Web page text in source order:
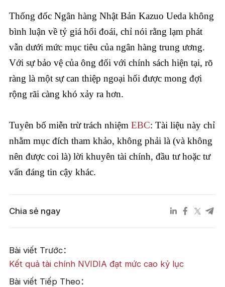
Thống đốc Ngân hàng Nhật Bản Kazuo Ueda không
bình luận về tỷ giá hối đoái, chỉ nói rằng lạm phát
vẫn dưới mức mục tiêu của ngân hàng trung ương.
Với sự bảo vệ của ông đối với chính sách hiện tại, rõ
ràng là một sự can thiệp ngoại hối được mong đợi
rộng rãi càng khó xảy ra hơn.
Tuyên bố miễn trừ trách nhiệm EBC: Tài liệu này chỉ
nhằm mục đích tham khảo, không phải là (và không
nên được coi là) lời khuyên tài chính, đầu tư hoặc tư
vấn đáng tin cậy khác.
Chia sẻ ngay
Bài viết Trước：
Kết quả tài chính NVIDIA đạt mức cao kỷ lục
Bài viết Tiếp Theo：